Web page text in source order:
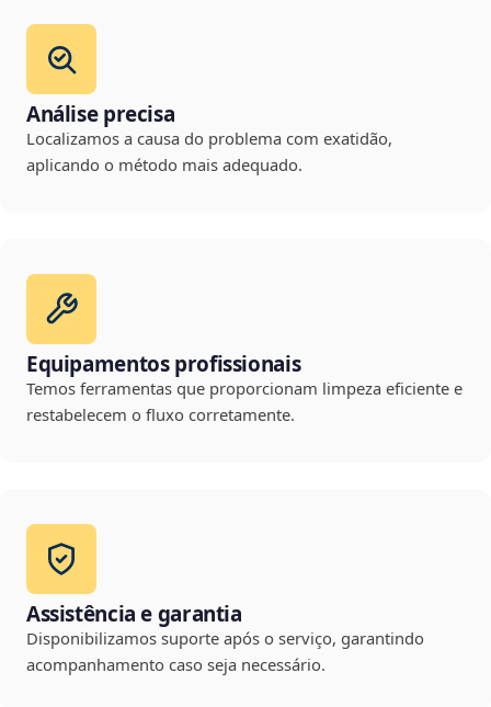
Análise precisa
Localizamos a causa do problema com exatidão,
aplicando o método mais adequado.
Equipamentos profissionais
Temos ferramentas que proporcionam limpeza eficiente e
restabelecem o fluxo corretamente.
Assistência e garantia
Disponibilizamos suporte após o serviço, garantindo
acompanhamento caso seja necessário.